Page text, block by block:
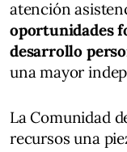
atención
oportunidades
desarrollo
una mayor
La Comunidad
recursos una